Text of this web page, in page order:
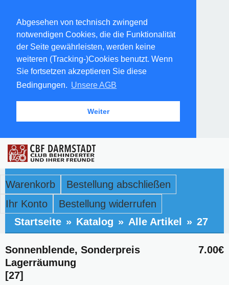
Abgesehen von technisch zwingend
notwendigen Cookies, die die Funktionalität
der Seite gewährleisten, werden keine
weiteren (Tracking-)Cookies benutzt. Wenn
Sie fortsetzen akzeptieren Sie diese
Bedingungen. Unsere AGB
Weiter
Warenkorb
Bestellung abschließen
Ihr Konto
Bestellung widerrufen
Startseite » Katalog » Alle Artikel » 27
7.00€
Sonnenblende, Sonderpreis
Lagerräumung
[27]